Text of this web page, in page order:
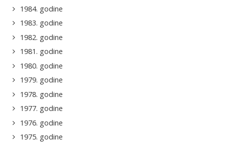
1984. godine
1983. godine
1982. godine
1981. godine
1980. godine
1979. godine
1978. godine
1977. godine
1976. godine
1975. godine